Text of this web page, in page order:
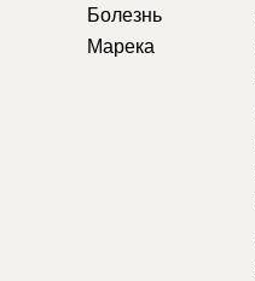
Болезнь
Марека